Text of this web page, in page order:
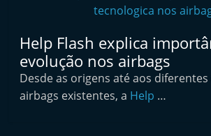
A
t
o
Help Flash explica
evolução nos airbags
Desde as origens até aos
airbags existentes, a Help …